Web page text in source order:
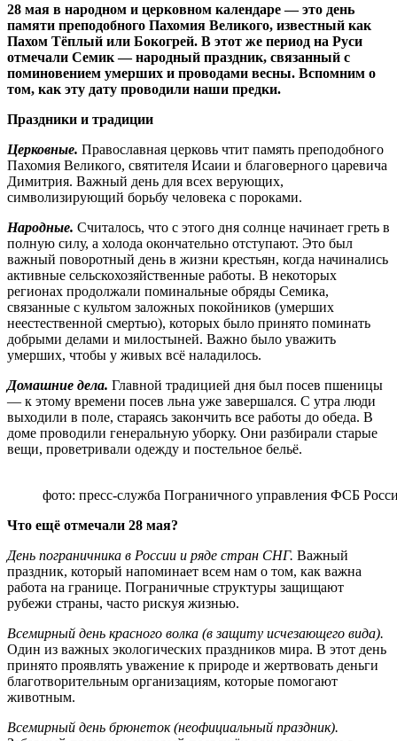
28 мая в народном и церковном календаре — это день
памяти преподобного Пахомия Великого, известный как
Пахом Тёплый или Бокогрей. В этот же период на Руси
отмечали Семик — народный праздник, связанный с
поминовением умерших и проводами весны. Вспомним о
том, как эту дату проводили наши предки.
Праздники и традиции
Церковные. Православная церковь чтит память преподобного
Пахомия Великого, святителя Исаии и благоверного царевича
Димитрия. Важный день для всех верующих,
символизирующий борьбу человека с пороками.
Народные. Считалось, что с этого дня солнце начинает греть в
полную силу, а холода окончательно отступают. Это был
важный поворотный день в жизни крестьян, когда начинались
активные сельскохозяйственные работы. В некоторых
регионах продолжали поминальные обряды Семика,
связанные с культом заложных покойников (умерших
неестественной смертью), которых было принято поминать
добрыми делами и милостыней. Важно было уважить
умерших, чтобы у живых всё наладилось.
Домашние дела. Главной традицией дня был посев пшеницы
— к этому времени посев льна уже завершался. С утра люди
выходили в поле, стараясь закончить все работы до обеда. В
доме проводили генеральную уборку. Они разбирали старые
вещи, проветривали одежду и постельное бельё.
фото: пресс-служба Пограничного управления ФСБ
Что ещё отмечали 28 мая?
День пограничника в России и ряде стран СНГ. Важный
праздник, который напоминает всем нам о том, как важна
работа на границе. Пограничные структуры защищают
рубежи страны, часто рискуя жизнью.
Всемирный день красного волка (в защиту исчезающего вида).
Один из важных экологических праздников мира. В этот день
принято проявлять уважение к природе и жертвовать деньги
благотворительным организациям, которые помогают
животным.
Всемирный день брюнеток (неофициальный праздник).